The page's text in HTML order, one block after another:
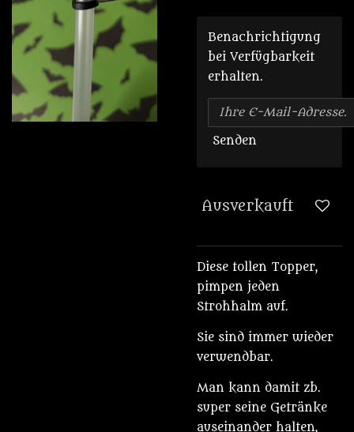
Benachrichtigung
bei Verfügbarkeit
erhalten.
Senden
Ausverkauft
Diese tollen Topper,
pimpen jeden
Strohhalm auf.
Sie sind immer wieder
verwendbar.
Man kann damit zb.
super seine Getränke
auseinander halten,